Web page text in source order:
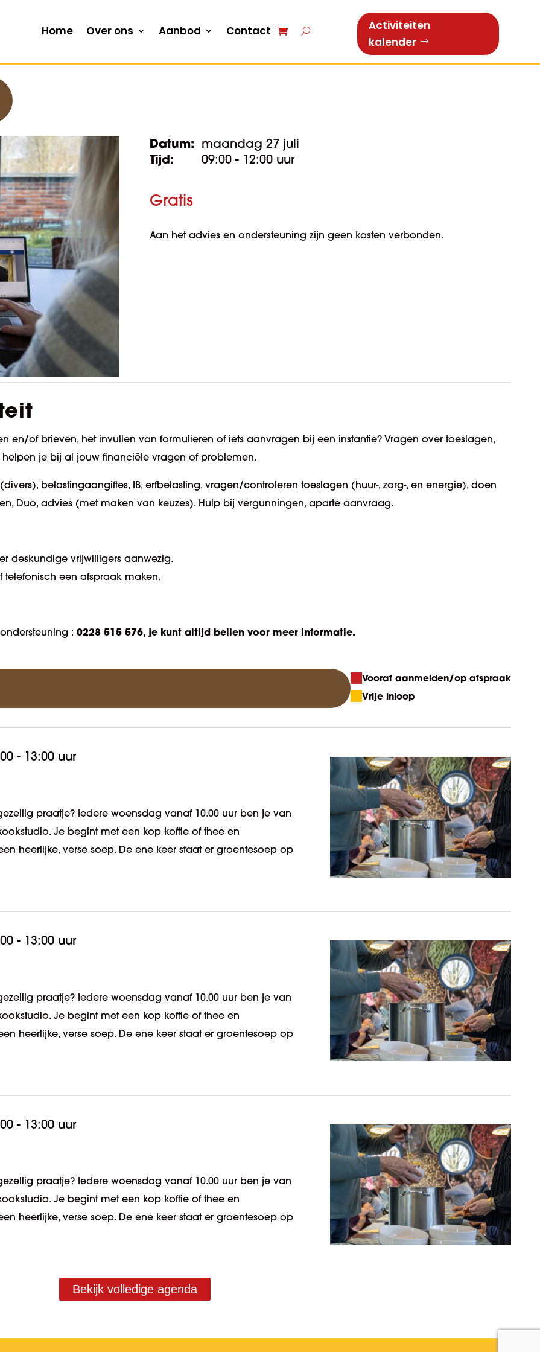
Home Over ons Aanbod Contact
Activiteiten
kalender
Datum: maandag 27 juli
Tijd: 09:00 - 12:00 uur
Gratis
Aan het advies en ondersteuning zijn geen kosten verbonden.
en/of brieven, het invullen van formulieren of iets aanvragen bij een instantie? Vragen over toeslagen,
je bij al jouw financiële vragen of problemen.
belastingaangiftes, IB, erfbelasting, vragen/controleren toeslagen (huur-, zorg-, en energie), doen
Duo, advies (met maken van keuzes). Hulp bij vergunningen, aparte aanvraag.
deskundige vrijwilligers aanwezig.
een afspraak maken.
: 0228 515 576, je kunt altijd bellen voor meer informatie.
Vooraf aanmelden/op afspraak
Vrije inloop
- 13:00 uur
praatje? Iedere woensdag vanaf 10.00 uur ben je van
Je begint met een kop koffie of thee en
heerlijke, verse soep. De ene keer staat er groentesoep op
- 13:00 uur
praatje? Iedere woensdag vanaf 10.00 uur ben je van
Je begint met een kop koffie of thee en
heerlijke, verse soep. De ene keer staat er groentesoep op
- 13:00 uur
praatje? Iedere woensdag vanaf 10.00 uur ben je van
Je begint met een kop koffie of thee en
heerlijke, verse soep. De ene keer staat er groentesoep op
Bekijk volledige agenda